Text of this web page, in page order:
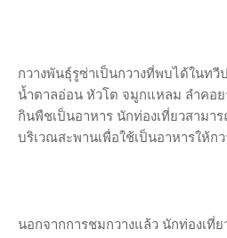
กวางพันธุ์รูซ่าเป็นกวางที่พบได้ในท
น้ำตาลอ่อน หัวโต จมูกแหลม ลำคอย
กินพืชเป็นอาหาร นักท่องเที่ยวสามา
บริเวณสะพานเพื่อใช้เป็นอาหารให้กว
นอกจากการชมกวางแล้ว นักท่องเที่